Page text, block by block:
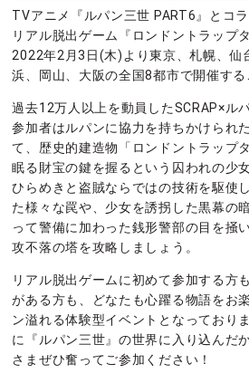
TVアニメ『ルパン三世 PART6』とコ
リアル脱出ゲーム『ロンドントラップ
2022年2月3日(木)より東京、札幌、仙
浜、岡山、大阪の全国8都市で開催する
過去12万人以上を動員したSCRAP×ル
参加者はルパンに協力を持ちかけられ
て、歴史的建造物「ロンドントラップ
眠る財宝の鍵を握るという囚われの少
ひらめきと盗賊ならではの技術を駆使
た様々な罠や、少女を誘拐した黒幕の
って警備に加わった銭形警部の目を掻
攻不落の塔を攻略しましょう。
リアル脱出ゲームに初めて参加する方
がある方も、どなたも心躍る物語をお
ン溢れる体験型イベントとなっており
に『ルパン三世』の世界に入り込んだ
さまぜひ奮ってご参加ください！